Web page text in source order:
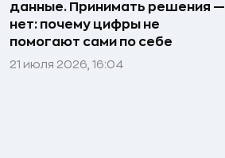
данные. Принимать решения —
нет: почему цифры не
помогают сами по себе
21 июля 2026, 16:04